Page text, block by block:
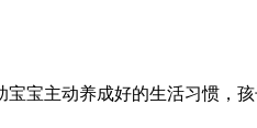
宝主动养成好的生活习惯，孩